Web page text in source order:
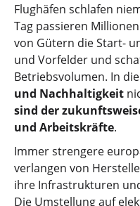
Flughäfen schlafen
Tag passieren
von Gütern die Start-
und Vorfelder und
Betriebsvolumen. In
und Nachhaltigkeit
sind der
und Arbeitskräfte.
Immer strengere
verlangen von
ihre Infrastrukturen
Die Umstellung auf